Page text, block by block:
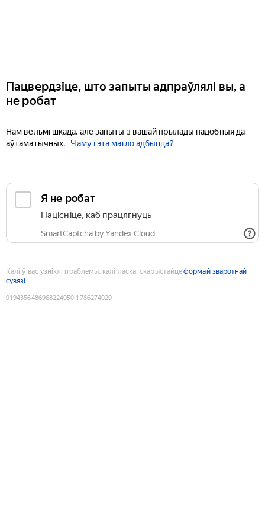
Пацвердзіце, што запыты адпраўлялі вы, а
не робат
Нам вельмі шкада, але запыты з вашай прылады падобныя да
аўтаматычных.
Чаму гэта магло адбыцца?
Я не робат
Націсніце, каб працягнуць
SmartCaptcha by Yandex Cloud
Калі ў вас узніклі праблемы, калі ласка, скарыстайцеформай зваротнай
сувязі
9194356486968224050:1786274029